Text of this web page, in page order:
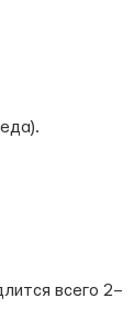
всего 2–